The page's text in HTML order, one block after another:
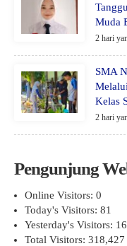
Muda
2 hari
SMA
Kelas
2 hari
Pengunjung
Online Visitors: 0
Today's Visitors: 81
Yesterday's Visitors:
Total Visitors: 318,427